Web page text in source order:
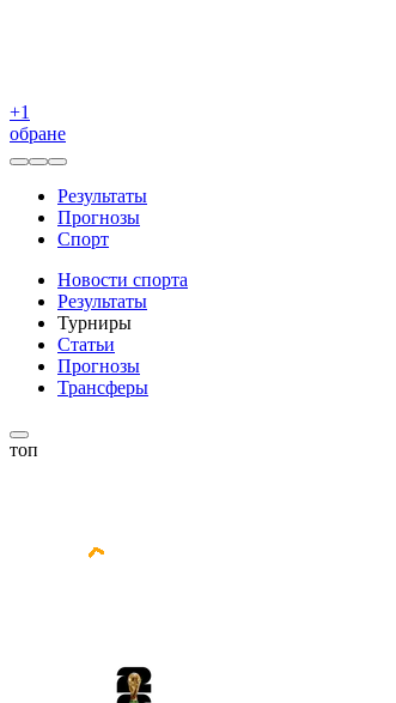
+1
обране
Результаты
Прогнозы
Спорт
Новости спорта
Результаты
Турниры
Статьи
Прогнозы
Трансферы
топ